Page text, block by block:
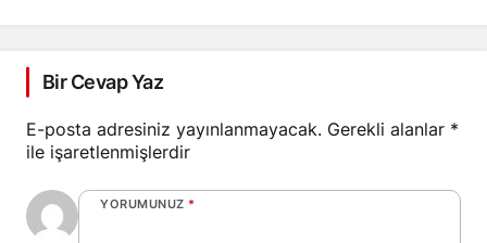
Bir Cevap Yaz
E-posta adresiniz yayınlanmayacak. Gerekli alanlar *
ile işaretlenmişlerdir
YORUMUNUZ *